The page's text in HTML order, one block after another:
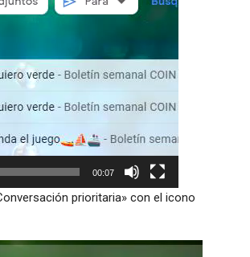
00:07
prioritaria» con el icono